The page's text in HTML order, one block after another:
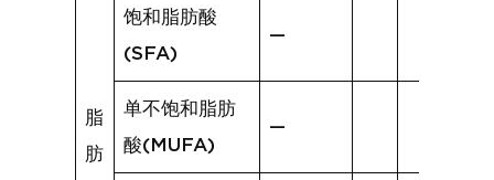
脂
肪
饱和脂肪酸
(SFA)
—
单不饱和脂肪
酸(MUFA)
—